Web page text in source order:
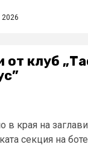
2026
клуб
”
в края на
секция на